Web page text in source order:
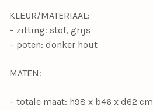
KLEUR/MATERIAAL:
– zitting: stof, grijs
– poten: donker hout
MATEN:
– totale maat: h98 x b46 x d62 cm